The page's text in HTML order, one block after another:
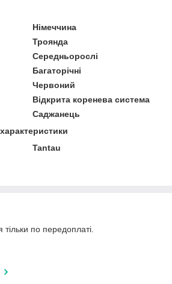
Німеччина
Троянда
Середньорослі
Багаторічні
Червоний
Відкрита коренева система
Саджанець
Tantau
тільки по передоплаті.